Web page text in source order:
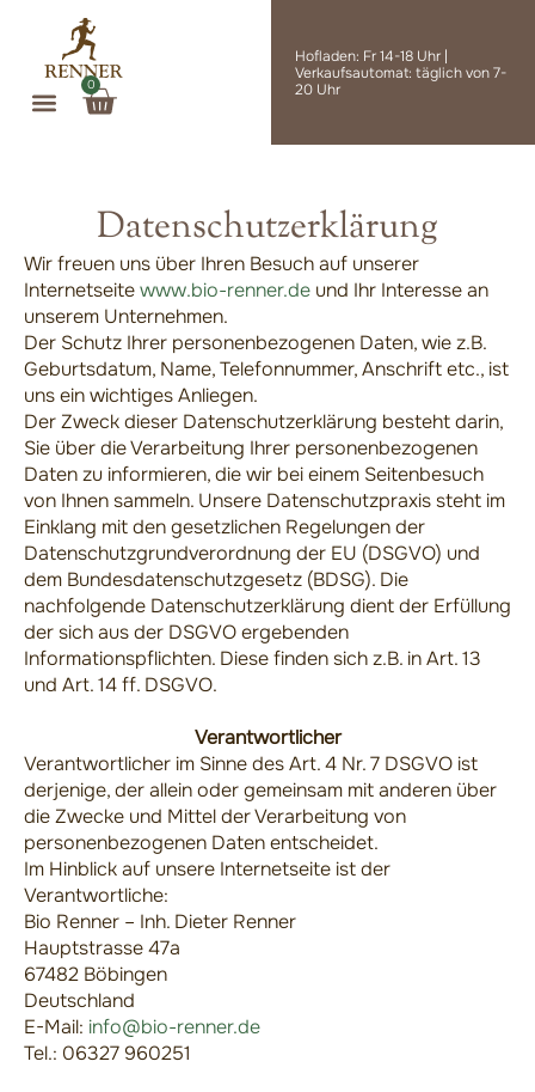
springen
0
Warenkorb
Hofladen: Fr 14-18 Uhr |
Verkaufsautomat: täglich von 7-
20 Uhr
Datenschutzerklärung
Wir freuen uns über Ihren Besuch auf unserer
Internetseitewww.bio-renner.de und Ihr Interesse an
unserem Unternehmen.
Der Schutz Ihrer personenbezogenen Daten, wie z.B.
Geburtsdatum, Name, Telefonnummer, Anschrift etc., ist
uns ein wichtiges Anliegen.
Der Zweck dieser Datenschutzerklärung besteht darin,
Sie über die Verarbeitung Ihrer personenbezogenen
Daten zu informieren, die wir bei einem Seitenbesuch
von Ihnen sammeln. Unsere Datenschutzpraxis steht im
Einklang mit den gesetzlichen Regelungen der
Datenschutzgrundverordnung der EU (DSGVO) und
dem Bundesdatenschutzgesetz (BDSG). Die
nachfolgende Datenschutzerklärung dient der Erfüllung
der sich aus der DSGVO ergebenden
Informationspflichten. Diese finden sich z.B. in Art. 13
und Art. 14 ff. DSGVO.
Verantwortlicher
Verantwortlicher im Sinne des Art. 4 Nr. 7 DSGVO ist
derjenige, der allein oder gemeinsam mit anderen über
die Zwecke und Mittel der Verarbeitung von
personenbezogenen Daten entscheidet.
Im Hinblick auf unsere Internetseite ist der
Verantwortliche:
Bio Renner – Inh. Dieter Renner
Hauptstrasse 47a
67482 Böbingen
Deutschland
E-Mail: info@bio-renner.de
Tel.: 06327 960251